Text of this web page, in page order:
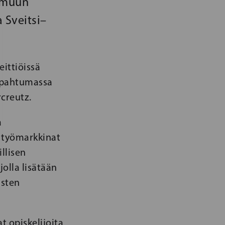
Sveitsi–
lisätään
opiskelijoita